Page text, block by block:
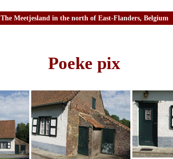
The Meetjesland in the north of East-Flanders, Belgium
Poeke pix